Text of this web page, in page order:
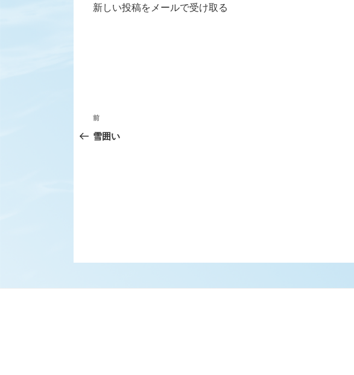
新しい投稿をメールで受け取る
稿
ナ
前
の
前
雪囲い